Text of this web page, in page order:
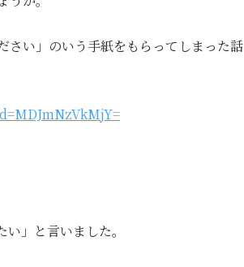
さい」のいう手紙をもらってしまった話
」と言いました。